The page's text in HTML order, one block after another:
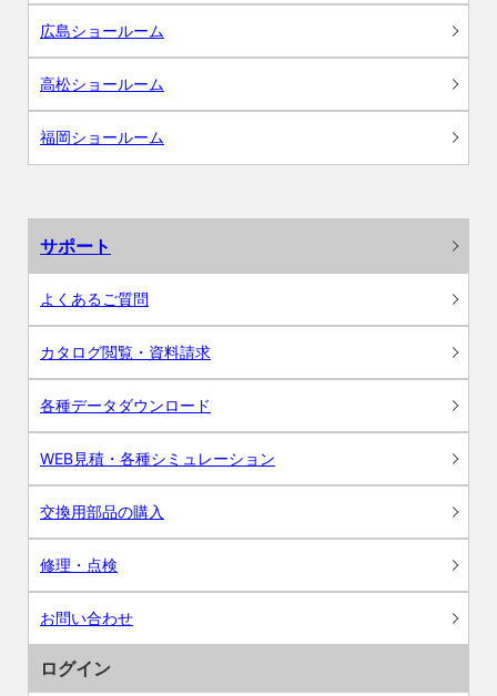
広島ショールーム
高松ショールーム
福岡ショールーム
サポート
よくあるご質問
カタログ閲覧・資料請求
各種データダウンロード
WEB見積・各種シミュレーション
交換用部品の購入
修理・点検
お問い合わせ
ログイン